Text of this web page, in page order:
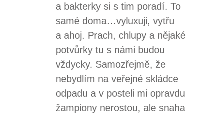
a bakterky si s tim poradí. To
samé doma…vyluxuji, vytřu
a ahoj. Prach, chlupy a nějaké
potvůrky tu s námi budou
vždycky. Samozřejmě, že
nebydlím na veřejné skládce
odpadu a v posteli mi opravdu
žampiony nerostou, ale snaha